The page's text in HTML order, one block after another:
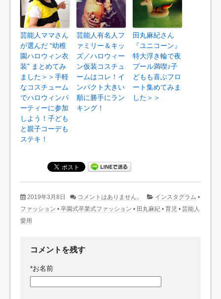
芸能人ママさん
が選んだ “幼稚
園ハロウィン衣
装” まとめてみ
ました＞＞手軽
なコスチューム
でハロウィンパ
ーティーに参加
しよう！子ども
と親子コーデも
ステキ！
芸能人有名人フ
ァミリー＆キッ
ズ／ハロウィー
ン仮装コスチュ
ームはコレ！イ
ンパクト大きい
順に勝手にラン
キング！
田丸麻紀さん
『ユニコーン』
特大浮き輪で夜
プール満喫♪子
どもも喜ぶフロ
ート集めてみま
した＞＞
2019年3月8日 コメントはありません。 インスタグラム •
ファッション • 卒園式卒業式ファッション • 田丸麻紀 • 育児 • 芸能人
愛用
コメントを残す
*お名前